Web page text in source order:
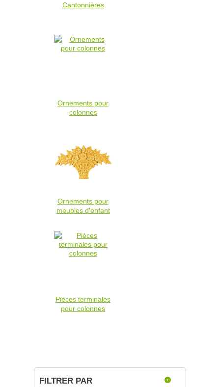
Cantonnières
Ornements pour
colonnes
Ornements pour
meubles d'enfant
Pièces terminales
pour colonnes
FILTRER PAR